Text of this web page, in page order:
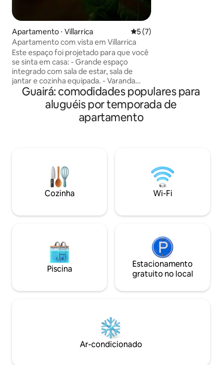
Apartamento ⋅ Villarrica 5 de uma avaliação média
5 (7)
Apartamento com vista em Villarrica
Este espaço foi projetado para que você
se sinta em casa: - Grande espaço
integrado com sala de estar, sala de
jantar e cozinha equipada. - Varanda
privativa com mobiliário de exterior e
vista verde. - Mesa de madeira natural,
arte local e decoração com alma. -
Cozinha completa com
Villarrica, Guairá. Contamos com sua
Guairá: comodidades populares para
aluguéis por temporada de
apartamento
Cozinha Wi-Fi
Piscina
Estacionamento
gratuito no local
Ar-condicionado